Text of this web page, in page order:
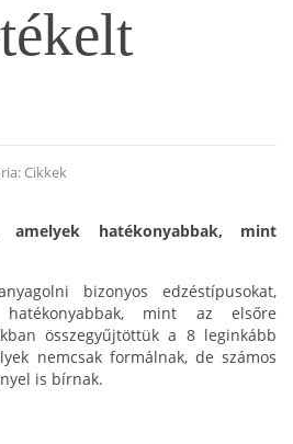
Cikkek
hatékonyabbak, mint
bizonyos edzéstípusokat,
mint az elsőre
összegyűjtöttük a 8 leginkább
nemcsak formálnak, de számos
is bírnak.